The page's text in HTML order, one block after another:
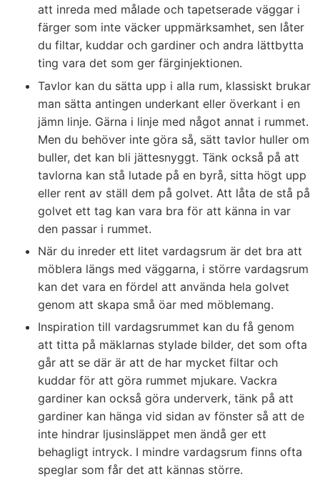
att inreda med målade och tapetserade väggar i
färger som inte väcker uppmärksamhet, sen låter
du filtar, kuddar och gardiner och andra lättbytta
ting vara det som ger färginjektionen.
Tavlor kan du sätta upp i alla rum, klassiskt brukar
man sätta antingen underkant eller överkant i en
jämn linje. Gärna i linje med något annat i rummet.
Men du behöver inte göra så, sätt tavlor huller om
buller, det kan bli jättesnyggt. Tänk också på att
tavlorna kan stå lutade på en byrå, sitta högt upp
eller rent av ställ dem på golvet. Att låta de stå på
golvet ett tag kan vara bra för att känna in var
den passar i rummet.
När du inreder ett litet vardagsrum är det bra att
möblera längs med väggarna, i större vardagsrum
kan det vara en fördel att använda hela golvet
genom att skapa små öar med möblemang.
Inspiration till vardagsrummet kan du få genom
att titta på mäklarnas stylade bilder, det som ofta
går att se där är att de har mycket filtar och
kuddar för att göra rummet mjukare. Vackra
gardiner kan också göra underverk, tänk på att
gardiner kan hänga vid sidan av fönster så att de
inte hindrar ljusinsläppet men ändå ger ett
behagligt intryck. I mindre vardagsrum finns ofta
speglar som får det att kännas större.